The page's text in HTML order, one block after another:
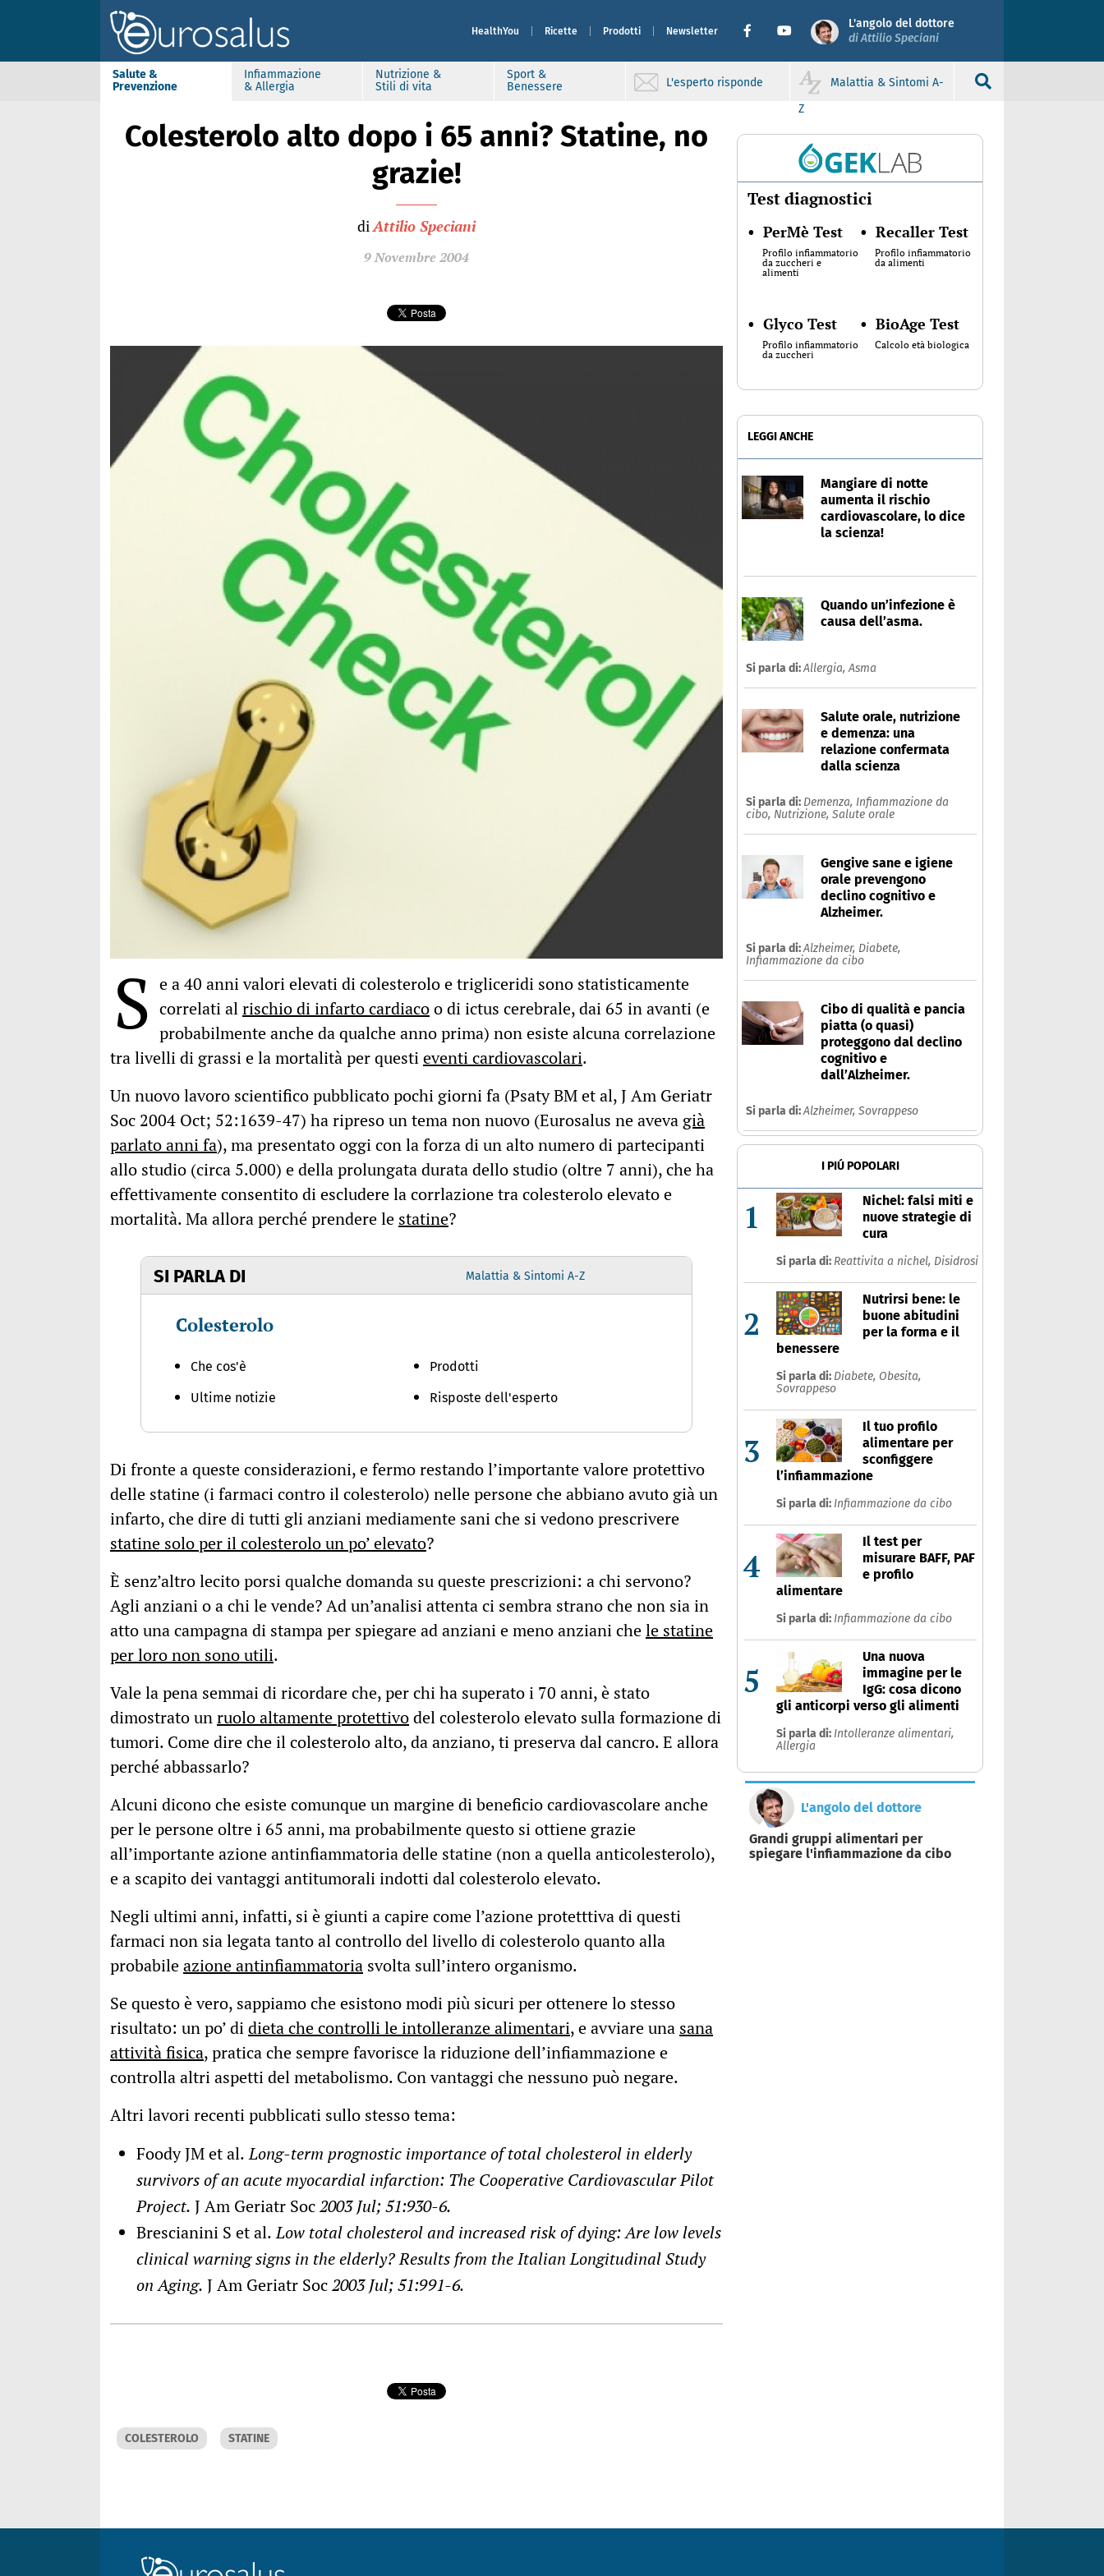
HealthYou Ricette Prodotti Newsletter
L'angolo del dottore
di Attilio Speciani
Salute &
Prevenzione
Infiammazione
& Allergia
Nutrizione &
Stili di vita
Sport &
Benessere
L'esperto risponde
Malattia & Sintomi A-
Z
Colesterolo alto dopo i 65 anni? Statine, no
grazie!
diAttilio Speciani
9 Novembre 2004
S e a 40 anni valori elevati di colesterolo e trigliceridi sono statisticamente
correlati alrischio di infarto cardiacoo di ictus cerebrale, dai 65 in avanti (e
probabilmente anche da qualche anno prima) non esiste alcuna correlazione
tra livelli di grassi e la mortalità per questieventi cardiovascolari.
Un nuovo lavoro scientifico pubblicato pochi giorni fa (Psaty BM et al, J Am Geriatr
Soc 2004 Oct; 52:1639-47) ha ripreso un tema non nuovo (Eurosalus ne aveva già
parlato anni fa), ma presentato oggi con la forza di un alto numero di partecipanti
allo studio (circa 5.000) e della prolungata durata dello studio (oltre 7 anni), che ha
effettivamente consentito di escludere la corrlazione tra colesterolo elevato e
mortalità. Ma allora perché prendere le statine?
SI PARLA DI Malattia & Sintomi A-Z
Colesterolo
Che cos'è
Ultime notizie
Prodotti
Risposte dell'esperto
Di fronte a queste considerazioni, e fermo restando l’importante valore protettivo
delle statine (i farmaci contro il colesterolo) nelle persone che abbiano avuto già un
infarto, che dire di tutti gli anziani mediamente sani che si vedono prescrivere
statine solo per il colesterolo un po’ elevato?
È senz’altro lecito porsi qualche domanda su queste prescrizioni: a chi servono?
Agli anziani o a chi le vende? Ad un’analisi attenta ci sembra strano che non sia in
atto una campagna di stampa per spiegare ad anziani e meno anziani chele statine
per loro non sono utili.
Vale la pena semmai di ricordare che, per chi ha superato i 70 anni, è stato
dimostrato unruolo altamente protettivodel colesterolo elevato sulla formazione di
tumori. Come dire che il colesterolo alto, da anziano, ti preserva dal cancro. E allora
perché abbassarlo?
Alcuni dicono che esiste comunque un margine di beneficio cardiovascolare anche
per le persone oltre i 65 anni, ma probabilmente questo si ottiene grazie
all’importante azione antinfiammatoria delle statine (non a quella anticolesterolo),
e a scapito dei vantaggi antitumorali indotti dal colesterolo elevato.
Negli ultimi anni, infatti, si è giunti a capire come l’azione protetttiva di questi
farmaci non sia legata tanto al controllo del livello di colesterolo quanto alla
probabileazione antinfiammatoria svolta sull’intero organismo.
Se questo è vero, sappiamo che esistono modi più sicuri per ottenere lo stesso
risultato: un po’ didieta che controlli le intolleranze alimentari, e avviare una sana
attività fisica, pratica che sempre favorisce la riduzione dell’infiammazione e
controlla altri aspetti del metabolismo. Con vantaggi che nessuno può negare.
Altri lavori recenti pubblicati sullo stesso tema:
Foody JM et al. Long-term prognostic importance of total cholesterol in elderly
survivors of an acute myocardial infarction: The Cooperative Cardiovascular Pilot
Project. J Am Geriatr Soc2003 Jul; 51:930-6.
Brescianini S et al. Low total cholesterol and increased risk of dying: Are low levels
clinical warning signs in the elderly? Results from the Italian Longitudinal Study
on Aging. J Am Geriatr Soc2003 Jul; 51:991-6.
COLESTEROLO STATINE
Test diagnostici
• PerMè Test
Profilo infiammatorio
da zuccheri e
alimenti
• Recaller Test
Profilo infiammatorio
da alimenti
• Glyco Test
Profilo infiammatorio
da zuccheri
• BioAge Test
Calcolo età biologica
LEGGI ANCHE
Mangiare di notte
aumenta il rischio
cardiovascolare, lo dice
la scienza!
Quando un’infezione è
causa dell’asma.
Si parla di:Allergia,Asma
Salute orale, nutrizione
e demenza: una
relazione confermata
dalla scienza
Si parla di: Demenza, Infiammazione da
cibo, Nutrizione, Salute orale
Gengive sane e igiene
orale prevengono
declino cognitivo e
Alzheimer.
Si parla di:Alzheimer, Diabete,
Infiammazione da cibo
Cibo di qualità e pancia
piatta (o quasi)
proteggono dal declino
cognitivo e
dall’Alzheimer.
Si parla di:Alzheimer, Sovrappeso
I PIÚ POPOLARI
1
Nichel: falsi miti e
nuove strategie di
cura
Si parla di: Reattivita a nichel, Disidrosi
2
Nutrirsi bene: le
buone abitudini
per la forma e il
benessere
Si parla di: Diabete, Obesita,
Sovrappeso
3
Il tuo profilo
alimentare per
sconfiggere
l’infiammazione
Si parla di: Infiammazione da cibo
4
Il test per
misurare BAFF, PAF
e profilo
alimentare
Si parla di: Infiammazione da cibo
5
Una nuova
immagine per le
IgG: cosa dicono
gli anticorpi verso gli alimenti
Si parla di: Intolleranze alimentari,
Allergia
L'angolo del dottore
Grandi gruppi alimentari per
spiegare l'infiammazione da cibo